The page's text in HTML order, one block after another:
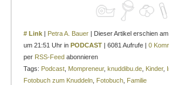
# Link | Petra A. Bauer | Dieser Artikel erschien
um 21:51 Uhr in PODCAST | 6081 Aufrufe | 0
per RSS-Feed abonnieren
Tags: Podcast Mompreneur, knuddibu.de Kinder,
Fotobuch zum Knuddeln Fotobuch Familie